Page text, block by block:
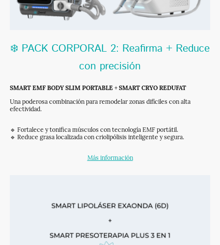
❄️ PACK CORPORAL 2: Reafirma + Reduce
con precisión
SMART EMF BODY SLIM PORTABLE + SMART CRYO REDUFAT
Una poderosa combinación para remodelar zonas difíciles con alta
efectividad.
🔹 Fortalece y tonifica músculos con tecnología EMF portátil.
🔹 Reduce grasa localizada con criolipólisis inteligente y segura.
Más información